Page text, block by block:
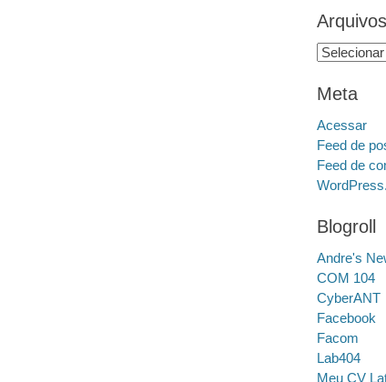
Arquivos
Arquivos
Meta
Acessar
Feed de
Feed de
Blogroll
Andre's
COM 104
CyberANT
Facebook
Facom
Lab404
Meu CV